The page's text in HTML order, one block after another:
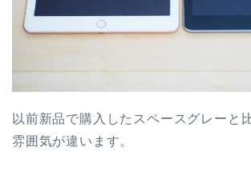
以前新品で購入したスペースグレーと
雰囲気が違います。